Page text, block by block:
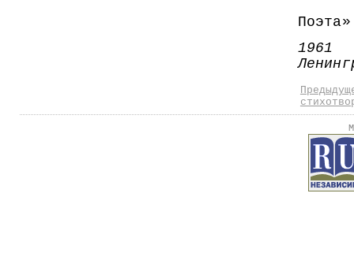
1961